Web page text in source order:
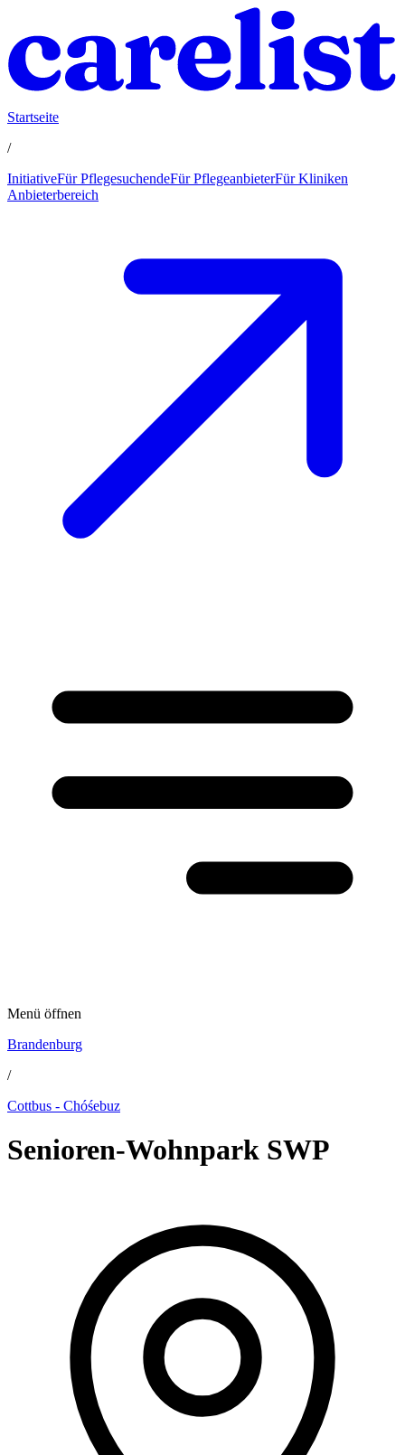
Startseite
/
InitiativeFür PflegesuchendeFür PflegeanbieterFür Kliniken
Anbieterbereich
Menü öffnen
Brandenburg
/
Cottbus - Chóśebuz
Senioren-Wohnpark SWP